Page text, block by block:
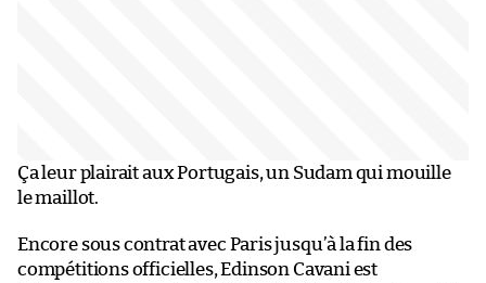
Ça leur plairait aux Portugais, un Sudam qui mouille
le maillot.
Encore sous contrat avec Paris jusqu’à la fin des
compétitions officielles, Edinson Cavani est